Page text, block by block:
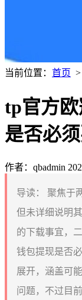
当前位置： 首页 >
tp官方
是否必须
作者：qbadmin
导读：
聚焦于
但未详细说明
的下载事宜，
钱包提现是否
展开，涵盖可
问题，不过目